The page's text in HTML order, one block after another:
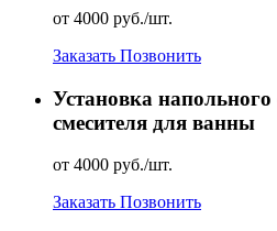
от 4000 руб./шт.
Заказать Позвонить
Установка
смесителя для ванны
от 4000 руб./шт.
Заказать Позвонить